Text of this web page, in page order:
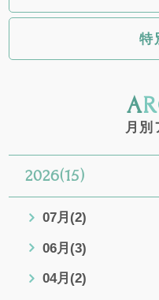
特
月別
2026(15)
07月(2)
06月(3)
04月(2)